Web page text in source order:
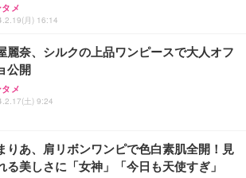
メ
月) 16:14
麗奈、シルクの上品ワンピースで大人オフ
公開
メ
土) 9:24
りあ、肩リボンワンピで色白素肌全開！見
る美しさに「女神」「今日も天使すぎ」